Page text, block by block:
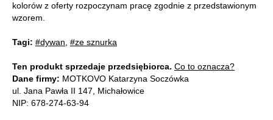
kolorów z oferty rozpoczynam pracę zgodnie z przedstawionym
wzorem.
Tagi: #dywan #ze sznurka
Ten produkt sprzedaje przedsiębiorca. Co to oznacza?
Dane firmy: MOTKOVO Katarzyna Soczówka
ul. Jana Pawła II 147, Michałowice
NIP: 678-274-63-94